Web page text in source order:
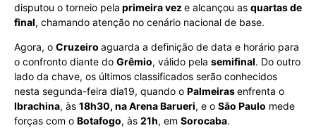
disputou o torneio pela primeira veze alcançou as quartas de
final, chamando atenção no cenário nacional de base.
Agora, o Cruzeiro aguarda a definição de data e horário para
o confronto diante do Grêmio, válido pela semifinal. Do outro
lado da chave, os últimos classificados serão conhecidos
nesta segunda-feira dia19, quando o Palmeirasenfrenta o
Ibrachina, às 18h30, na Arena Barueri, e o São Paulo mede
forças com o Botafogo, às 21h, em Sorocaba.